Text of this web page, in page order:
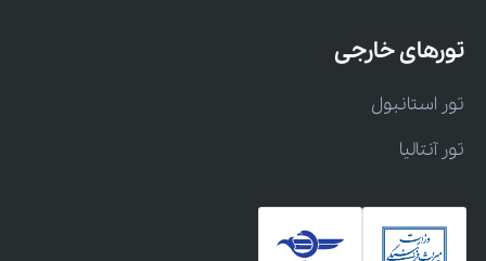
تورهای خارجی
تور استانبول
تور آنتالیا